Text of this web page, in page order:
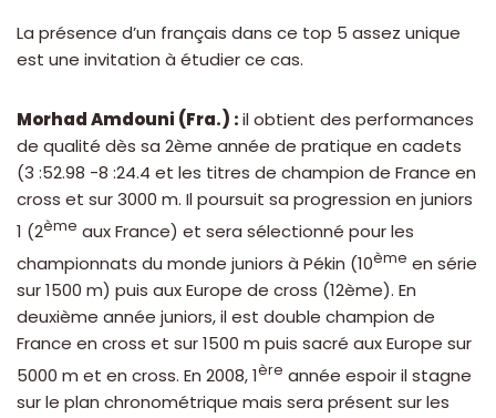
La présence d’un français dans ce top 5 assez unique
est une invitation à étudier ce cas.
Morhad Amdouni (Fra.) :il obtient des performances
de qualité dès sa 2ème année de pratique en cadets
(3 :52.98 -8 :24.4 et les titres de champion de France en
cross et sur 3000 m. Il poursuit sa progression en juniors
1 (2ème aux France) et sera sélectionné pour les
championnats du monde juniors à Pékin (10ème en série
sur 1500 m) puis aux Europe de cross (12ème). En
deuxième année juniors, il est double champion de
France en cross et sur 1500 m puis sacré aux Europe sur
5000 m et en cross. En 2008, 1ère année espoir il stagne
sur le plan chronométrique mais sera présent sur les